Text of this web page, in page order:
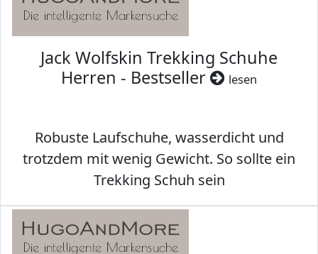
Jack Wolfskin Trekking Schuhe
Herren - Bestseller
lesen
Robuste Laufschuhe, wasserdicht und
trotzdem mit wenig Gewicht. So sollte ein
Trekking Schuh sein